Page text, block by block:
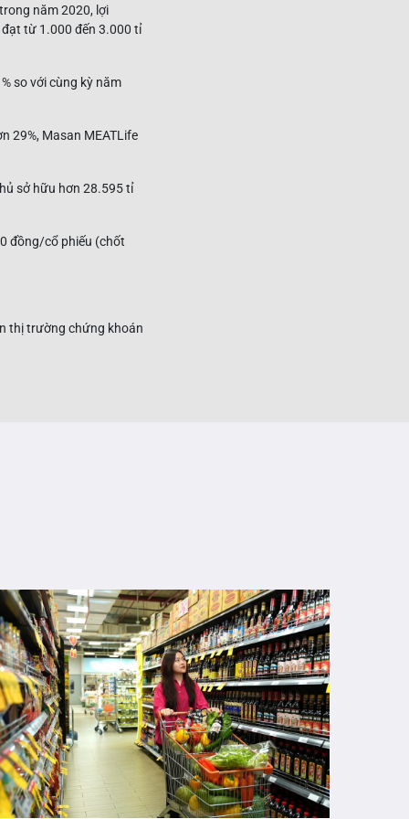
năm 2020, lợi
từ 1.000 đến 3.000 tỉ
so với cùng kỳ năm
29%, Masan MEATLife
sở hữu hơn 28.595 tỉ
đồng/cổ phiếu (chốt
thị trường chứng khoán